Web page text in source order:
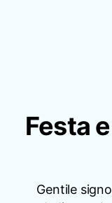
Festa
Gentile